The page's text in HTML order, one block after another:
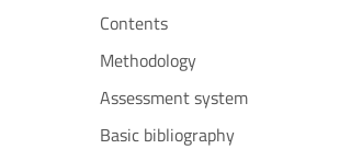
Contents
Methodology
Assessment system
Basic bibliography